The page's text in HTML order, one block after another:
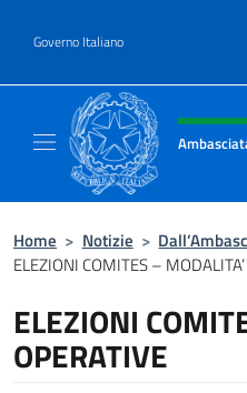
Governo Italiano
Intestazione
Home > Notizie >
ELEZIONI COMITES –
ELEZIONI
OPERATIVE